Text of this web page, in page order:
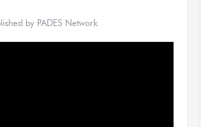
by PADES Network